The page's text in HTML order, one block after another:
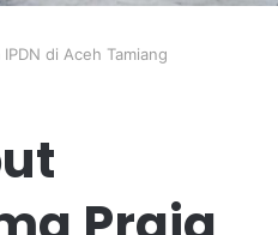
di Aceh Tamiang